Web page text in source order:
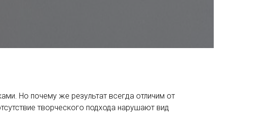
Но почему же результат всегда отличим от
творческого подхода нарушают вид